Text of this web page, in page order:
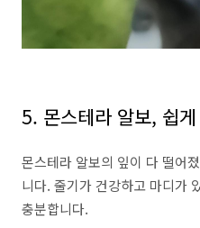
5. 몬스테라 알보, 쉽
몬스테라 알보의 잎이 다 떨어
니다. 줄기가 건강하고 마디가
충분합니다.